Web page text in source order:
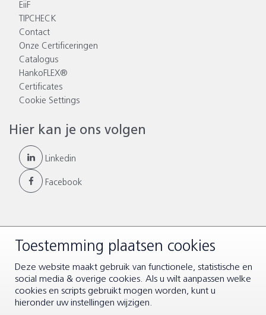
EiiF
TIPCHECK
Contact
Onze Certificeringen
Catalogus
HankoFLEX®
Certificates
Cookie Settings
Hier kan je ons volgen
Linkedin
Facebook
© Copyright 2026 |Algemene voorwaarden|Disclaimer &
Toestemming plaatsen cookies
Deze website maakt gebruik van functionele, statistische en
social media & overige cookies. Als u wilt aanpassen welke
cookies en scripts gebruikt mogen worden, kunt u
hieronder uw instellingen wijzigen.